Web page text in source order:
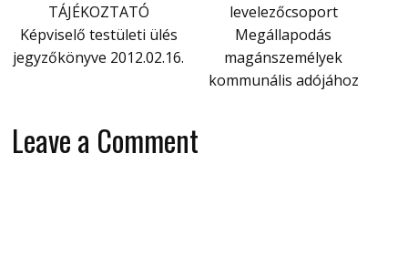
TÁJÉKOZTATÓ
levelezőcsoport
Képviselő testületi ülés
jegyzőkönyve 2012.02.16.
Megállapodás
magánszemélyek
kommunális adójához
Leave a Comment